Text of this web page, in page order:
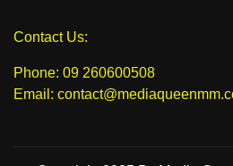
Contact Us:
Phone: 09 260600508
Email: